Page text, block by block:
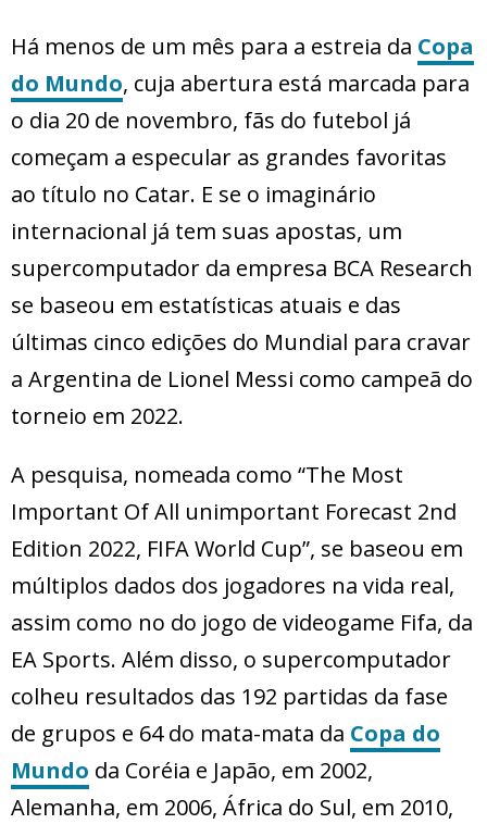
Há menos de um mês para a estreia da Copa
do Mundo, cuja abertura está marcada para
o dia 20 de novembro, fãs do futebol já
começam a especular as grandes favoritas
ao título no Catar. E se o imaginário
internacional já tem suas apostas, um
supercomputador da empresa BCA Research
se baseou em estatísticas atuais e das
últimas cinco edições do Mundial para cravar
a Argentina de Lionel Messi como campeã do
torneio em 2022.
A pesquisa, nomeada como “The Most
Important Of All unimportant Forecast 2nd
Edition 2022, FIFA World Cup”, se baseou em
múltiplos dados dos jogadores na vida real,
assim como no do jogo de videogame Fifa, da
EA Sports. Além disso, o supercomputador
colheu resultados das 192 partidas da fase
de grupos e 64 do mata-mata da Copa do
Mundo da Coréia e Japão, em 2002,
Alemanha, em 2006, África do Sul, em 2010,